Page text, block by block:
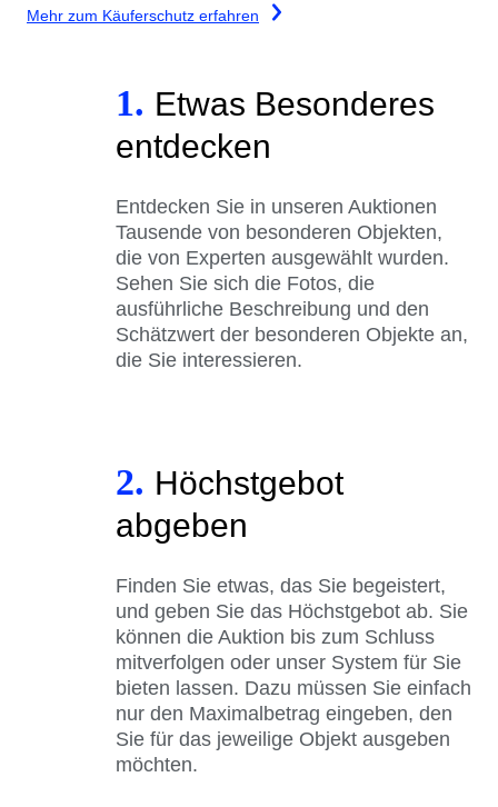
Mehr zum Käuferschutz erfahren
1. Etwas Besonderes
entdecken
Entdecken Sie in unseren Auktionen
Tausende von besonderen Objekten,
die von Experten ausgewählt wurden.
Sehen Sie sich die Fotos, die
ausführliche Beschreibung und den
Schätzwert der besonderen Objekte an,
die Sie interessieren.
2. Höchstgebot
abgeben
Finden Sie etwas, das Sie begeistert,
und geben Sie das Höchstgebot ab. Sie
können die Auktion bis zum Schluss
mitverfolgen oder unser System für Sie
bieten lassen. Dazu müssen Sie einfach
nur den Maximalbetrag eingeben, den
Sie für das jeweilige Objekt ausgeben
möchten.